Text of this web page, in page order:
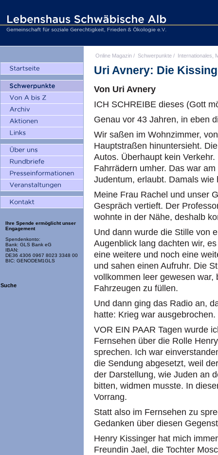
Ihre Spende ermöglicht unser
Engagement
Spendenkonto:
Bank: GLS Bank eG
IBAN:
DE36 4306 0967 8023 3348 00
BIC: GENODEM1GLS
Suche
Online Magazin / Schwerpunkte / Internationales,
Uri Avnery: Die
Von Uri Avnery
ICH SCHREIBE dieses (Gott
Genau vor 43 Jahren, in eben
Wir saßen im Wohnzimmer,
Hauptstraßen hinuntersieht.
Autos. Überhaupt kein
Fahrrädern umher. Das war
Judentum, erlaubt. Damals wie
Meine Frau Rachel und unser
Gespräch vertieft. Der
wohnte in der Nähe, deshalb
Und dann wurde die Stille von
Augenblick lang dachten wir,
eine weitere und noch eine
und sahen einen Aufruhr. Die
vollkommen leer gewesen
Fahrzeugen zu füllen.
Und dann ging das Radio an,
hatte: Krieg war ausgebrochen.
VOR EIN PAAR Tagen wurde
Fernsehen über die Rolle
sprechen. Ich war
die Sendung abgesetzt, weil
der Darstellung, wie Juden an
bitten, widmen musste. In
Vorrang.
Statt also im Fernsehen zu
Gedanken über diesen
Henry Kissinger hat mich
Freundin Jael, die Tochter